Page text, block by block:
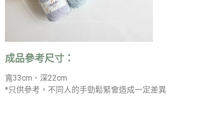
成品參考尺寸：
寬33cm、深22cm
*只供參考，不同人的手勁鬆緊會造成一定差異